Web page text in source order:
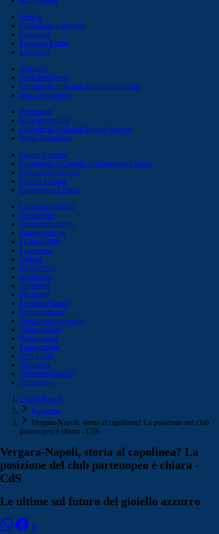
Serie A
Calendario e Risultati
Classifica
Prossime Partite
Marcatori
Giovanili
Rosa Primavera
Calendario e risultati Napoli Primavera
News Primavera
Femminile
Rosa Femminile
Calendario e risultati Napoli Women
News Femminile
Coppe Europee
Calendario e Classifica Champions League
Champions League
Europa League
Conference League
Calcionapoli1926
Cittaceleste
Derbyderbyderby
Fantamagazine
FCInter1908
Forzaroma
Golssip
Hellas1903
Ilmilanista
Juvenews
Mediagol
Milanistichannel
Mondoudinese
Notiziecalciomercato
Numericalcio
Padovasport
Pianetamilan
SOS Fanta
Toronews
Tuttobolognaweb
Violanews
Calcio Napoli
Rassegna
Vergara-Napoli, storia al capolinea? La posizione del club
partenopeo è chiara - CdS
Vergara-Napoli, storia al capolinea? La
posizione del club partenopeo è chiara -
CdS
Le ultime sul futuro del gioiello azzurro